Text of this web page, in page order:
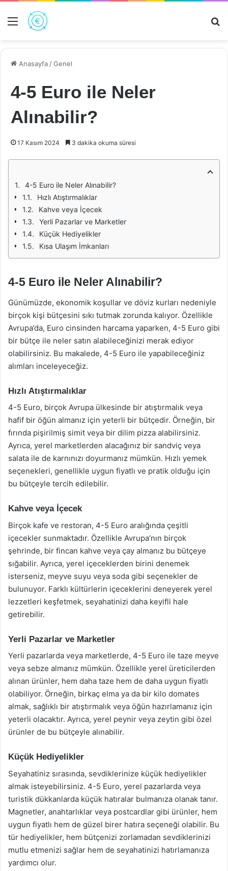
Menü
Anasayfa /Genel
4-5 Euro ile Neler
Alınabilir?
17 Kasım 2024 3 dakika okuma süresi
4-5 Euro ile Neler Alınabilir?
Hızlı Atıştırmalıklar
Kahve veya İçecek
Yerli Pazarlar ve Marketler
Küçük Hediyelikler
Kısa Ulaşım İmkanları
4-5 Euro ile Neler Alınabilir?
Günümüzde, ekonomik koşullar ve döviz kurları nedeniyle
birçok kişi bütçesini sıkı tutmak zorunda kalıyor. Özellikle
Avrupa’da, Euro cinsinden harcama yaparken, 4-5 Euro gibi
bir bütçe ile neler satın alabileceğinizi merak ediyor
olabilirsiniz. Bu makalede, 4-5 Euro ile yapabileceğiniz
alımları inceleyeceğiz.
Hızlı Atıştırmalıklar
4-5 Euro, birçok Avrupa ülkesinde bir atıştırmalık veya
hafif bir öğün almanız için yeterli bir bütçedir. Örneğin, bir
fırında pişirilmiş simit veya bir dilim pizza alabilirsiniz.
Ayrıca, yerel marketlerden alacağınız bir sandviç veya
salata ile de karnınızı doyurmanız mümkün. Hızlı yemek
seçenekleri, genellikle uygun fiyatlı ve pratik olduğu için
bu bütçeyle tercih edilebilir.
Kahve veya İçecek
Birçok kafe ve restoran, 4-5 Euro aralığında çeşitli
içecekler sunmaktadır. Özellikle Avrupa’nın birçok
şehrinde, bir fincan kahve veya çay almanız bu bütçeye
sığabilir. Ayrıca, yerel içeceklerden birini denemek
isterseniz, meyve suyu veya soda gibi seçenekler de
bulunuyor. Farklı kültürlerin içeceklerini deneyerek yerel
lezzetleri keşfetmek, seyahatinizi daha keyifli hale
getirebilir.
Yerli Pazarlar ve Marketler
Yerli pazarlarda veya marketlerde, 4-5 Euro ile taze meyve
veya sebze almanız mümkün. Özellikle yerel üreticilerden
alınan ürünler, hem daha taze hem de daha uygun fiyatlı
olabiliyor. Örneğin, birkaç elma ya da bir kilo domates
almak, sağlıklı bir atıştırmalık veya öğün hazırlamanız için
yeterli olacaktır. Ayrıca, yerel peynir veya zeytin gibi özel
ürünler de bu bütçeyle alınabilir.
Küçük Hediyelikler
Seyahatiniz sırasında, sevdiklerinize küçük hediyelikler
almak isteyebilirsiniz. 4-5 Euro, yerel pazarlarda veya
turistik dükkanlarda küçük hatıralar bulmanıza olanak tanır.
Magnetler, anahtarlıklar veya postcardlar gibi ürünler, hem
uygun fiyatlı hem de güzel birer hatıra seçeneği olabilir. Bu
tür hediyelikler, hem bütçenizi zorlamadan sevdiklerinizi
mutlu etmenizi sağlar hem de seyahatinizi hatırlamanıza
yardımcı olur.